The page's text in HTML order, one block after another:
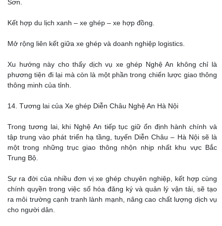
Sơn.
Kết hợp du lịch xanh – xe ghép – xe hợp đồng.
Mở rộng liên kết giữa xe ghép và doanh nghiệp logistics.
Xu hướng này cho thấy dịch vụ xe ghép Nghệ An không chỉ là
phương tiện đi lại mà còn là một phần trong chiến lược giao thông
thông minh của tỉnh.
14. Tương lai của Xe ghép Diễn Châu Nghệ An Hà Nội
Trong tương lai, khi Nghệ An tiếp tục giữ ổn định hành chính và
tập trung vào phát triển hạ tầng, tuyến Diễn Châu – Hà Nội sẽ là
một trong những trục giao thông nhộn nhịp nhất khu vực Bắc
Trung Bộ.
Sự ra đời của nhiều đơn vị xe ghép chuyên nghiệp, kết hợp cùng
chính quyền trong việc số hóa đăng ký và quản lý vận tải, sẽ tạo
ra môi trường cạnh tranh lành mạnh, nâng cao chất lượng dịch vụ
cho người dân.